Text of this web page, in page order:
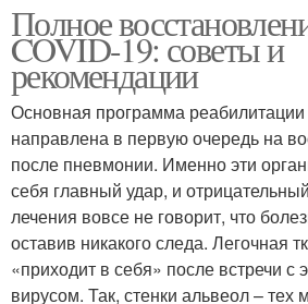
Полное
COVID-19: советы и
рекомендации
Основная программа
направлена в первую очередь на
после пневмонии. Именно эти
себя главный удар, и
лечения вовсе не говорит, что
оставив никакого следа. Легочная
«приходит в себя» после встречи с
вирусом. Так, стенки альвеол – тех